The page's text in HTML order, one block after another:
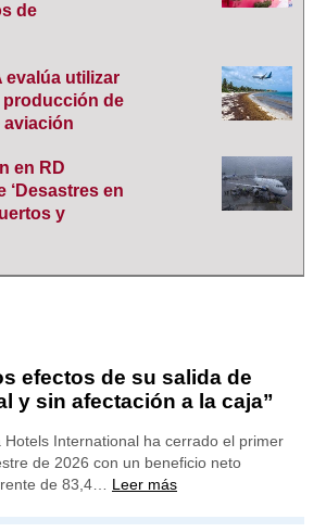
de
evalúa utilizar
producción de
en RD
‘Desastres en
y
efectos de su salida de
y sin afectación a la caja”
Hotels International ha cerrado el primer
de 2026 con un beneficio neto
de 83,4… Leer más